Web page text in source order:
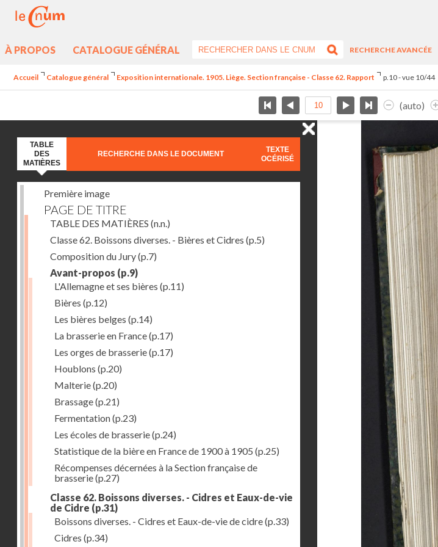
À PROPOS CATALOGUE GÉNÉRAL
RECHERCHE AVANCÉE
Accueil Catalogue général Exposition internationale. 1905. Liège. Section française - Classe 62. Rapport p.10 - vue 10/44
(auto)
TABLE
DES
MATIÈRES
RECHERCHE DANS LE DOCUMENT
TEXTE
OCÉRISÉ
Première image
PAGE DE TITRE
TABLE DES MATIÈRES (n.n.)
Classe 62. Boissons diverses. - Bières et Cidres (p.5)
Composition du Jury(p.7)
Avant-propos (p.9)
L'Allemagne et ses bières (p.11)
Bières (p.12)
Les bières belges (p.14)
La brasserie en France(p.17)
Les orges de brasserie(p.17)
Houblons (p.20)
Malterie(p.20)
Brassage(p.21)
Fermentation(p.23)
Les écoles de brasserie(p.24)
Statistique de la bière en France de 1900 à 1905 (p.25)
Récompenses décernées à la Section française de
brasserie(p.27)
Classe 62. Boissons diverses. - Cidres et Eaux-de-vie
de Cidre (p.31)
Boissons diverses. - Cidres et Eaux-de-vie de cidre(p.33)
Cidres (p.34)